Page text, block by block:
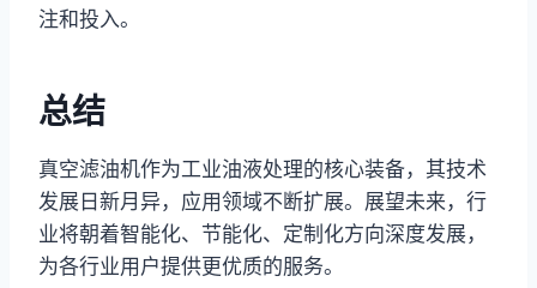
注和投入。
总结
真空滤油机作为工业油液处理的核心装备，其技术
发展日新月异，应用领域不断扩展。展望未来，行
业将朝着智能化、节能化、定制化方向深度发展，
为各行业用户提供更优质的服务。